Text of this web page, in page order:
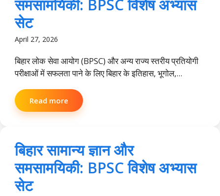
समसामयिकी: BPSC विशेष अभ्यास
सेट
April 27, 2026
बिहार लोक सेवा आयोग (BPSC) और अन्य राज्य स्तरीय प्रतियोगी
परीक्षाओं में सफलता पाने के लिए बिहार के इतिहास, भूगोल,...
Read more
बिहार सामान्य ज्ञान और
समसामयिकी: BPSC विशेष अभ्यास
सेट